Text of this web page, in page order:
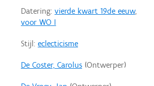
Datering: vierde kwart 19de eeuw,
voor WO I
Stijl: eclecticisme
De Coster, Carolus(Ontwerper)